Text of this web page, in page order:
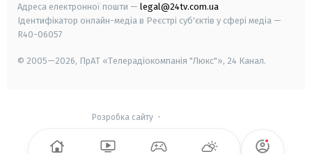
Адреса електронної пошти — legal@24tv.com.ua
Ідентифікатор онлайн-медіа в Реєстрі суб'єктів у сфері медіа —
R40-06057
© 2005—2026, ПрАТ «Телерадіокомпанія "Люкс"», 24 Канал.
Розробка сайту-